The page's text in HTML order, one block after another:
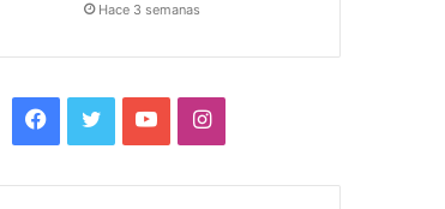
Hace 3 semanas
Facebook
TwitterYouTubeInstagram